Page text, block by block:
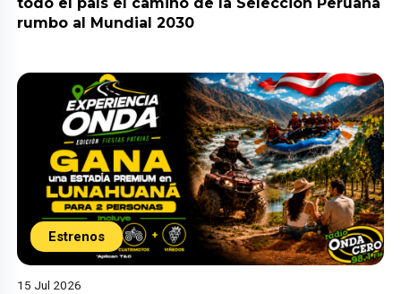
todo el país el camino de la Selección Peruana
rumbo al Mundial 2030
Estrenos
15 Jul 2026